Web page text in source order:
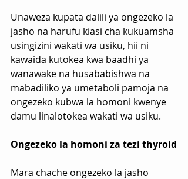
Unaweza kupata dalili ya ongezeko la
jasho na harufu kiasi cha kukuamsha
usingizini wakati wa usiku, hii ni
kawaida kutokea kwa baadhi ya
wanawake na husababishwa na
mabadiliko ya umetaboli pamoja na
ongezeko kubwa la homoni kwenye
damu linalotokea wakati wa usiku.
Ongezeko la homoni za tezi thyroid
Mara chache ongezeko la jasho